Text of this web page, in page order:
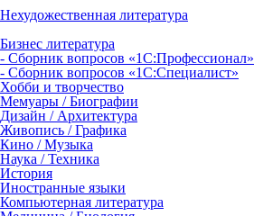
Нехудожественная литература
Бизнес литература
- Сборник вопросов «1С:Профессионал»
- Сборник вопросов «1С:Специалист»
Хобби и творчество
Мемуары / Биографии
Дизайн / Архитектура
Живопись / Графика
Кино / Музыка
Наука / Техника
История
Иностранные языки
Компьютерная литература